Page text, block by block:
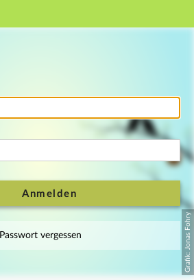
Hauptnavigation
Anmelden
Passwort vergessen